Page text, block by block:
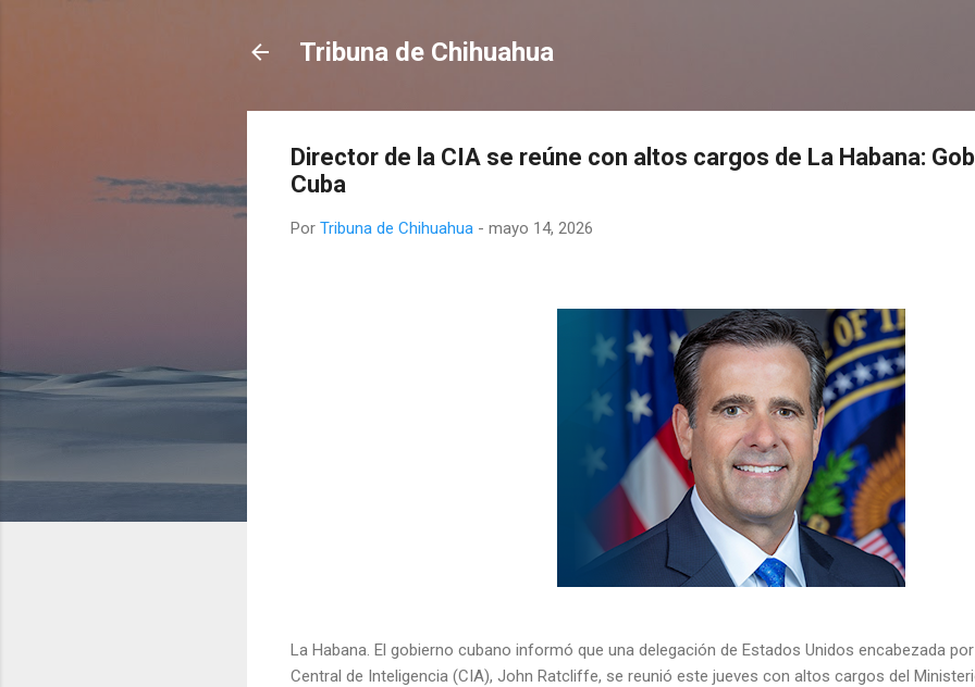
Tribuna de Chihuahua
Director de la CIA se reúne con altos cargos de La Habana:
Cuba
Por Tribuna de Chihuahua - mayo 14, 2026
La Habana. El gobierno cubano informó que una delegación de Estados Unidos encabezada
Central de Inteligencia (CIA), John Ratcliffe, se reunió este jueves con altos cargos del